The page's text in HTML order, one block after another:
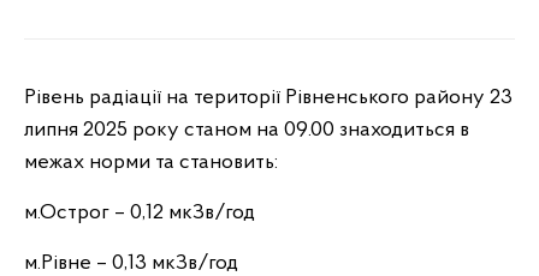
Рівень радіації на території Рівненського району 23
липня 2025 року станом на 09.00 знаходиться в
межах норми та становить:
м.Острог – 0,12 мкЗв/год
м.Рівне – 0,13 мкЗв/год